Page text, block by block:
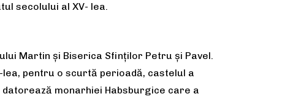
secolului al XV- lea.
Martin şi Biserica Sfinţilor Petru şi Pavel.
pentru o scurtă perioadă, castelul a
monarhiei Habsburgice care a